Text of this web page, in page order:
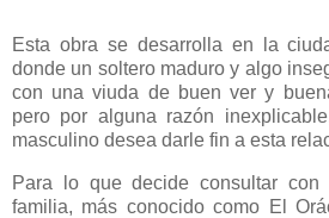
Esta obra se desarrolla en la
donde un soltero maduro y algo
con una viuda de buen ver y
pero por alguna razón
masculino desea darle fin a esta
Para lo que decide consultar
familia, más conocido como El